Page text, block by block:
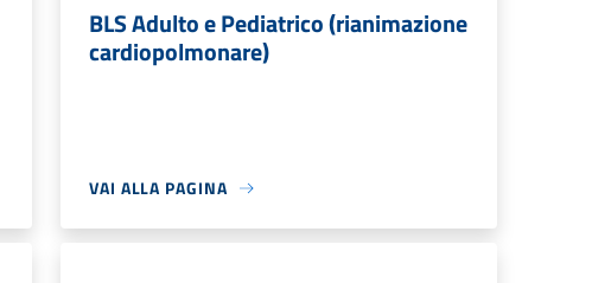
BLS Adulto e Pediatrico (rianimazione
cardiopolmonare)
VAI ALLA PAGINA